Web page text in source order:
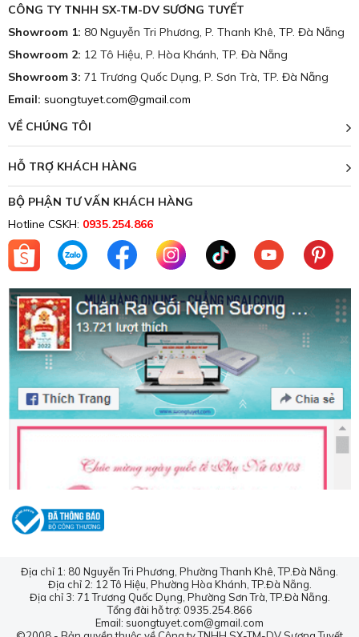
thị trường.
trong hợp đồng.
Quốc nhập 089
- Ngoài ra còn rất nhiều mẫu mã khác,
mời quý khách hàng cùng ghé xem và trải nghiệm tại cửa
hàng của chúng tôi nhé!
📞Hotline: 0935.254.866
📍 Showroom1: 80 Nguyễn Tri Phương, phường
Thanh Khê, TP. Đà Nẵng
📍 Showroom2: 12 Tô Hiệu, phường Hòa Khánh, TP.
Đà Nẵng
📍 Showroom3: 71 Trương Quốc Dụng, phường Sơn
Trà, TP. Đà Nẵng
🌐Website:suongtuyet.com
CÔNG TY TNHH SX-TM-DV SƯƠNG TUYẾT
Showroom 1: 80 Nguyễn Tri Phương, P. Thanh Khê, TP. Đà Nẵng
Showroom 2: 12 Tô Hiệu, P. Hòa Khánh, TP. Đà Nẵng
Showroom 3: 71 Trương Quốc Dụng, P. Sơn Trà, TP. Đà Nẵng
Email: suongtuyet.com@gmail.com
VỀ CHÚNG TÔI
HỖ TRỢ KHÁCH HÀNG
BỘ PHẬN TƯ VẤN KHÁCH HÀNG
Hotline CSKH: 0935.254.866
Địa chỉ 1: 80 Nguyễn Tri Phương, Phường Thanh Khê, TP.Đà Nẵng.
Địa chỉ 2: 12 Tô Hiệu, Phường Hòa Khánh, TP.Đà Nẵng.
Địa chỉ 3: 71 Trương Quốc Dụng, Phường Sơn Trà, TP.Đà Nẵng.
Tổng đài hỗ trợ: 0935.254.866
Email: suongtuyet.com@gmail.com